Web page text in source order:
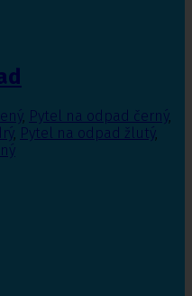
, Pytel na odpad černý,
, Pytel na odpad žlutý,